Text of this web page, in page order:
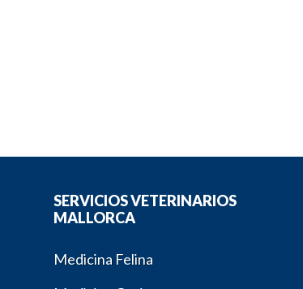
SERVICIOS VETERINARIOS
MALLORCA
Medicina Felina